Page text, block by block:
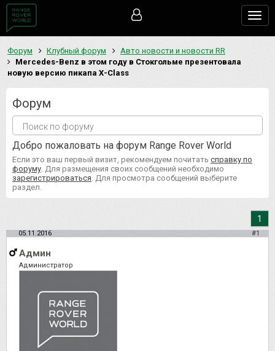
Форум Клубный форум
Авто новости и новости RR
Mercedes-Benz в этом году в Стокгольме презентовала
новую версию пикапа Х-Class
Форум
Добро пожаловать на форум Range Rover World
Если это ваш первый визит, рекомендуем почитать справку по
форуму . Для размещения своих сообщений необходимо
зарегистрироваться . Для просмотра сообщений выберите
раздел.
1
05.11.2016 #1
Админ
Администратор